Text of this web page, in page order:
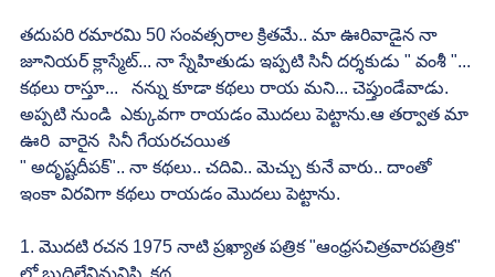
తదుపరి రమారమి 50 సంవత్సరాల క్రితమే.. మా ఊరివాడైన నా
జూనియర్ క్లాస్మేట్... నా స్నేహితుడు ఇప్పటి సినీ దర్శకుడు " వంశీ "...
కథలు రాస్తూ...   నన్ను కూడా కథలు రాయ మని... చెప్తుండేవాడు.
అప్పటి నుండి  ఎక్కువగా రాయడం మొదలు పెట్టాను.ఆ తర్వాత మా
ఊరి  వారైన  సినీ గేయరచయిత
" అదృష్టదీపక్".. నా కథలు.. చదివి.. మెచ్చు కునే వారు.. దాంతో
ఇంకా విరవిగా కథలు రాయడం మొదలు పెట్టాను.
1. మొదటి రచన 1975 నాటి ప్రఖ్యాత పత్రిక "ఆంధ్రసచిత్రవారపత్రిక"